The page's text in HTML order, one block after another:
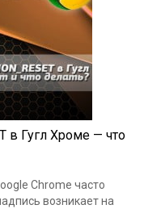
в Гугл Хроме — что
Chrome часто
возникает на